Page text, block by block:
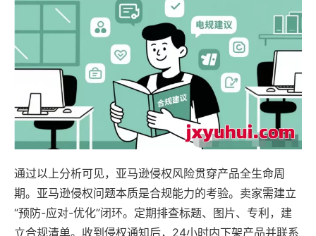
通过以上分析可见，亚马逊侵权风险贯穿产品全生命周
期。亚马逊侵权问题本质是合规能力的考验。卖家需建立
“预防-应对-优化”闭环。定期排查标题、图片、专利，建
立合规清单。收到侵权通知后，24小时内下架产品并联系